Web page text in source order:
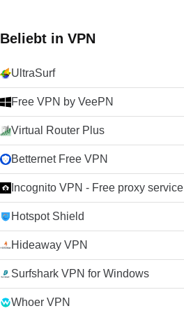
Beliebt in VPN
UltraSurf
Free VPN by VeePN
Virtual Router Plus
Betternet Free VPN
Incognito VPN - Free proxy service
Hotspot Shield
Hideaway VPN
Surfshark VPN for Windows
Whoer VPN